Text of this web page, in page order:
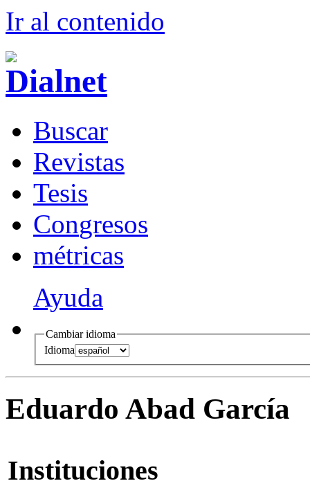
Ir al contenido
Buscar
Revistas
Tesis
Congresos
métricas
Ayuda
Cambiar idioma
Idioma
Eduardo Abad García
Instituciones